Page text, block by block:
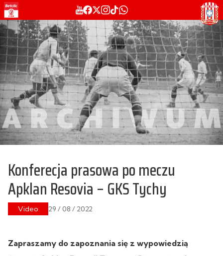
Konferecja prasowa po meczu
Apklan Resovia – GKS Tychy
Video 29 / 08 / 2022
Zapraszamy do zapoznania się z wypowiedzią